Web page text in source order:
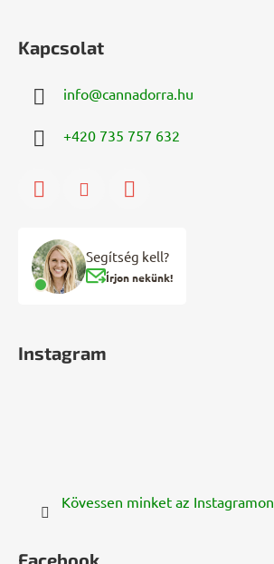
Kapcsolat
info@cannadorra.hu
+420 735 757 632
Segítség kell?
Írjon nekünk!
Instagram
Kövessen minket az Instagramon